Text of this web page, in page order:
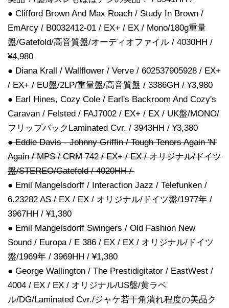
● Clifford Brown And Max Roach / Study In Brown /
EmArcy / B0032412-01 / EX+ / EX / Mono/180g重量
盤/Gatefold/高音質盤/オーディオファイル / 4030HH /
¥4,980
● Diana Krall / Wallflower / Verve / 602537905928 / EX+
/ EX+ / EU盤/2LP/重量盤/高音質盤 / 3386GH / ¥3,980
● Earl Hines, Cozy Cole / Earl's Backroom And Cozy's
Caravan / Felsted / FAJ7002 / EX+ / EX / UK盤/MONO/
フリップバックLaminated Cvr. / 3943HH / ¥3,380
● Eddie Davis - Johnny Griffin / Tough Tenors Again 'N'
Again / MPS / CRM 742 / EX+ / EX / オリジナル/ドイツ
盤/STEREO/Gatefold / 4020HH /
● Emil Mangelsdorff / Interaction Jazz / Telefunken /
6.23282 AS / EX / EX / オリジナル/ドイツ盤/1977年 /
3967HH / ¥1,380
● Emil Mangelsdorff Swingers / Old Fashion New
Sound / Europa / E 386 / EX / EX / オリジナル/ドイツ
盤/1969年 / 3969HH / ¥1,380
● George Wallington / The Prestidigitator / EastWest /
4004 / EX / EX / オリジナル/US盤/黄ラベ
ル/DG/Laminated Cvr./ジャケ若干角潰れ程度の美品ク